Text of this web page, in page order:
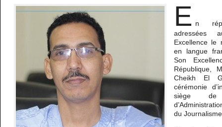
E n
adressées
Excellence le
en langue
Son
République,
Cheikh El
cérémonie
siège de
du